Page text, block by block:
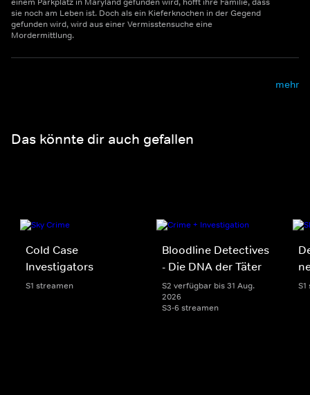
sie noch am Leben ist. Doch als ein Kieferknochen in der Gegend
gefunden wird, wird aus einer Vermisstensuche eine
Mordermittlung.
mehr
Das könnte dir auch gefallen
Cold Case
Investigators
S1 streamen
Bloodline Detectives
- Die DNA der Täter
S2 verfügbar bis 31 Aug.
2026
S3-6 streamen